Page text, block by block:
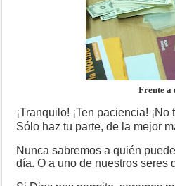
Frente a
¡Tranquilo! ¡Ten paciencia!
Sólo haz tu parte, de la mejor
Nunca sabremos a quién
día. O a uno de nuestros seres